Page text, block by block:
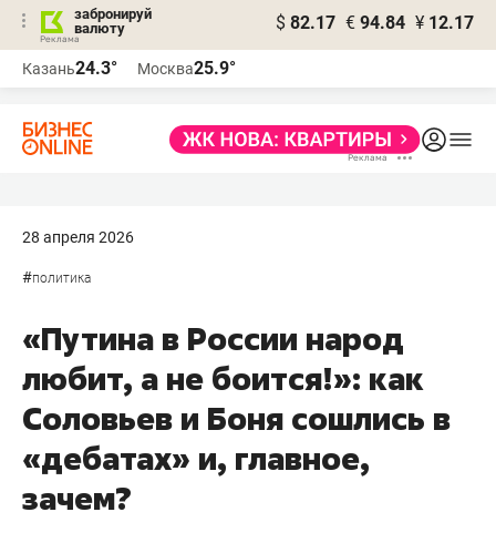
забронируй
валюту
$ 82.17 € 94.84 ¥ 12.17
Казань24.3° Москва25.9°
28 апреля 2026
#политика
«Путина в России народ
любит, а не боится!»: как
Соловьев и Боня сошлись в
«дебатах» и, главное,
зачем?